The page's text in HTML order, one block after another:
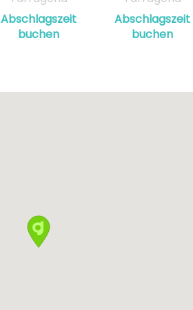
Abschlagszeit
buchen
Abschlagszeit
buchen